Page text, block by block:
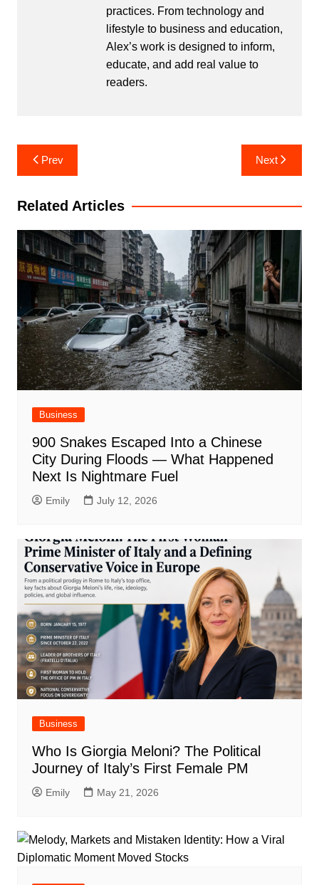
practices. From technology and
lifestyle to business and education,
Alex’s work is designed to inform,
educate, and add real value to
readers.
Post
navigation
Prev Next
Related Articles
Business
900 Snakes Escaped Into a Chinese
City During Floods — What Happened
Next Is Nightmare Fuel
Emily July 12, 2026
Business
Who Is Giorgia Meloni? The Political
Journey of Italy’s First Female PM
Emily May 21, 2026